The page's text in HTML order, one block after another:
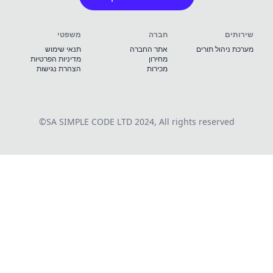
טען מחדש
שירותים
מערכת ניהול תורים
חברה
אתר החברה
מחירון
מכירות
משפטי
תנאי שימוש
מדיניות הפרטיות
הצהרת נגישות
©SA SIMPLE CODE LTD2024, All rights reserved